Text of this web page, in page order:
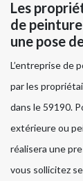
Les
de
une pose
L’entreprise de
par les
dans le 59190.
extérieure ou
réalisera une
vous sollicitez